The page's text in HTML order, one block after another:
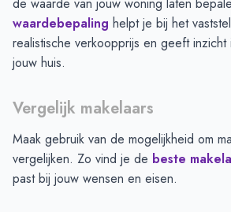
waardebepaling helpt je bij het
realistische verkoopprijs en geeft
jouw huis.
Vergelijk makelaars
Maak gebruik van de mogelijkheid om
vergelijken. Zo vind je de beste
past bij jouw wensen en eisen.